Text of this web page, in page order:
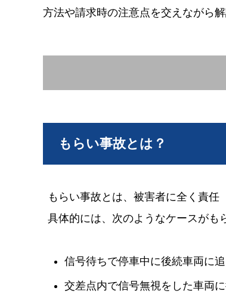
方法や請求時の注意点を交えながら解
もらい事故とは？
もらい事故とは、被害者に全く責任
具体的には、次のようなケースがも
信号待ちで停車中に後続車両に
交差点内で信号無視をした車両